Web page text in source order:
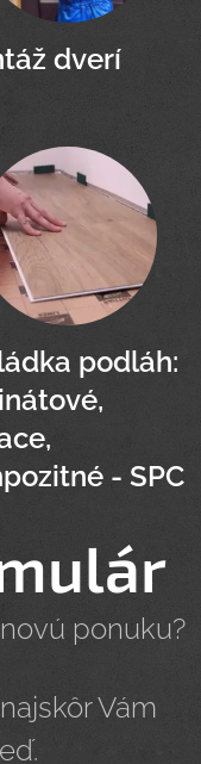
dverí
podláh:
- SPC
ponuku?
Vám